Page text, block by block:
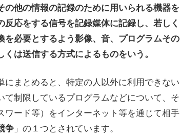
他の情報の記録のために用いられる機器を
応をする信号を記録媒体に記録し、若しく
必要とするよう影像、音、プログラムその
は送信する方式によるものをいう。
まとめると、特定の人以外に利用できない
制限しているプログラムなどについて、そ
ード等）をインターネット等を通じて相手
争 」の１つとされています。